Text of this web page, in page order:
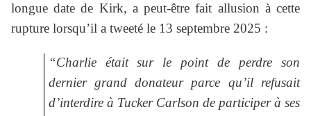
longue date de Kirk, a peut-être fait allusion à cette
rupture lorsqu’il a tweeté le 13 septembre 2025 :
“Charlie était sur le point de perdre son
dernier grand donateur parce qu’il refusait
d’interdire à Tucker Carlson de participer à ses